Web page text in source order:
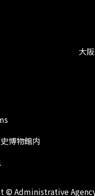
大
博物館内
© Administrative